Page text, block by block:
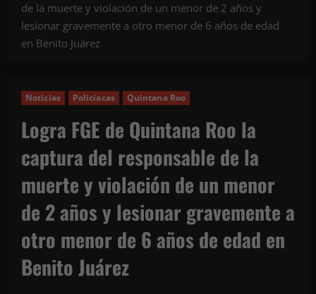
de la muerte y violación de un menor de 2 años y
lesionar gravemente a otro menor de 6 años de edad
en Benito Juárez
Noticias Policíacas Quintana Roo
Logra FGE de Quintana Roo la
captura del responsable de la
muerte y violación de un menor
de 2 años y lesionar gravemente a
otro menor de 6 años de edad en
Benito Juárez